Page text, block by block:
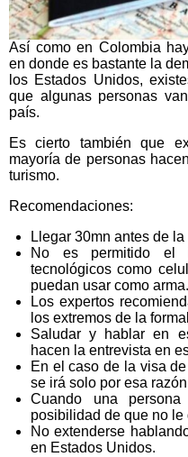
Así como en Colombia
en donde es bastante la
los Estados Unidos,
que algunas personas
país.
Es cierto también que
mayoría de personas
turismo.
Recomendaciones:
Llegar 30mn antes de la
No es permitido el
tecnológicos como
puedan usar como arma.
Los expertos
los extremos de la
Saludar y hablar en
hacen la entrevista en
En el caso de la visa
se irá solo por esa
Cuando una
posibilidad de que no le
No extenderse
en Estados Unidos.